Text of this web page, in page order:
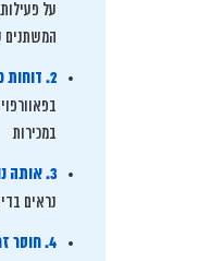
על
המשתנים
2. דוחות כלליים:
במכירות
3. אותה נוסחה לכולם:
נראים
4. חוסר זמינות: